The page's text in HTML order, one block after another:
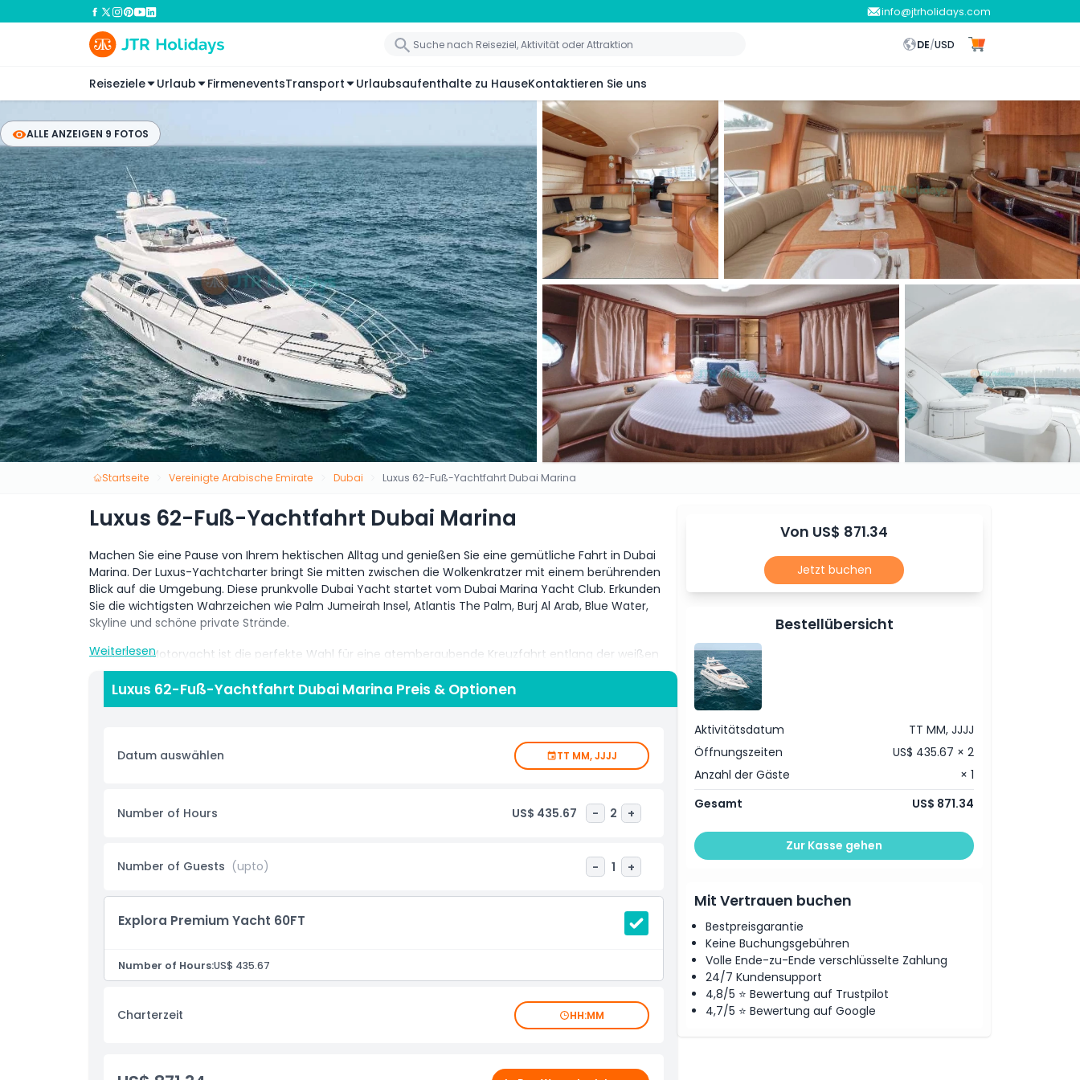
info@jtrholidays.com
DE/USD
Reiseziele Urlaub FirmeneventsTransport Urlaubsaufenthalte zu HauseKontaktieren Sie uns
ALLE ANZEIGEN 9 FOTOS
Startseite Vereinigte Arabische Emirate Dubai Luxus 62-Fuß-Yachtfahrt Dubai Marina
Luxus 62-Fuß-Yachtfahrt Dubai Marina
Machen Sie eine Pause von Ihrem hektischen Alltag und genießen Sie eine gemütliche Fahrt in Dubai
Marina. Der Luxus-Yachtcharter bringt Sie mitten zwischen die Wolkenkratzer mit einem berührenden
Blick auf die Umgebung. Diese prunkvolle Dubai Yacht startet vom Dubai Marina Yacht Club. Erkunden
Sie die wichtigsten Wahrzeichen wie Palm Jumeirah Insel, Atlantis The Palm, Burj Al Arab, Blue Water,
Skyline und schöne private Strände.
AZIMUT 62 Motoryacht ist die perfekte Wahl für eine atemberaubende Kreuzfahrt entlang der weißen
Strände von Dubai und berühmten Sehenswürdigkeiten. Eine große Schwimmplattform und ein
Flybridge mit bequemen Sofas schaffen eine Atmosphäre von Freiheit und Einheit mit der Natur. Der
integrierte Raum des filigran geformten Salons mit bodentiefen Fenstern bietet eine ausgezeichnete
aus. Drei komfortable Kabinen und Badezimmer sind mit funktionalen Möbeln ausgestattet. Moderne
Küche und eine Lounge-Bar stehen den Gästen voll zur Verfügung.
Highlights
Zusatz Extra
Weiterlesen
Luxus 62-Fuß-Yachtfahrt Dubai Marina Preis & Optionen
Datum auswählen TT MM, JJJJ
Number of Hours US$ 435.67 - 2 +
Number of Guests (upto) - 1 +
Explora Premium Yacht 60FT
Number of Hours:US$ 435.67
Charterzeit HH:MM
Von US$ 871.34
Jetzt buchen
Bestellübersicht
Aktivitätsdatum
TT MM, JJJJ
Öffnungszeiten
US$ 435.67 × 2
Anzahl der Gäste
× 1
Gesamt
US$ 871.34
Zur Kasse gehen
Mit Vertrauen buchen
Bestpreisgarantie
Keine Buchungsgebühren
Volle Ende-zu-Ende verschlüsselte Zahlung
24/7 Kundensupport
4,8/5 ⭐ Bewertung auf Trustpilot
4,7/5 ⭐ Bewertung auf Google